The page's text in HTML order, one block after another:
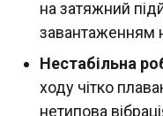
на затяжний
завантаженням
Нестабільна
ходу чітко
нетипова